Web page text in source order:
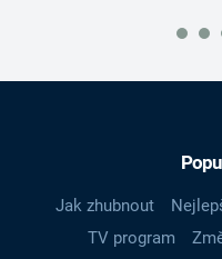
Jak zhubnout
TV program